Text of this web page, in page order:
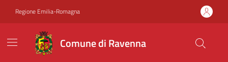
Regione Emilia-Romagna
Comune di Ravenna